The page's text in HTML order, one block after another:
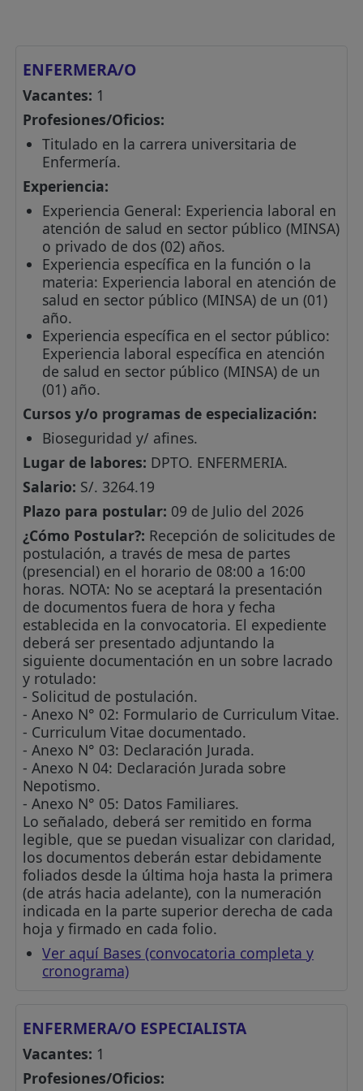
ENFERMERA/O
Vacantes: 1
Profesiones/Oficios:
Titulado en la carrera universitaria de
Enfermería.
Experiencia:
Experiencia General: Experiencia laboral en
atención de salud en sector público (MINSA)
o privado de dos (02) años.
Experiencia específica en la función o la
materia: Experiencia laboral en atención de
salud en sector público (MINSA) de un (01)
año.
Experiencia específica en el sector público:
Experiencia laboral específica en atención
de salud en sector público (MINSA) de un
(01) año.
Cursos y/o programas de especialización:
Bioseguridad y/ afines.
Lugar de labores: DPTO. ENFERMERIA.
Salario: S/. 3264.19
Plazo para postular: 09 de Julio del 2026
¿Cómo Postular?: Recepción de solicitudes de
postulación, a través de mesa de partes
(presencial) en el horario de 08:00 a 16:00
horas. NOTA: No se aceptará la presentación
de documentos fuera de hora y fecha
establecida en la convocatoria. El expediente
deberá ser presentado adjuntando la
siguiente documentación en un sobre lacrado
y rotulado:
- Solicitud de postulación.
- Anexo N° 02: Formulario de Curriculum Vitae.
- Curriculum Vitae documentado.
- Anexo N° 03: Declaración Jurada.
- Anexo N 04: Declaración Jurada sobre
Nepotismo.
- Anexo N° 05: Datos Familiares.
Lo señalado, deberá ser remitido en forma
legible, que se puedan visualizar con claridad,
los documentos deberán estar debidamente
foliados desde la última hoja hasta la primera
(de atrás hacia adelante), con la numeración
indicada en la parte superior derecha de cada
hoja y firmado en cada folio.
Ver aquí Bases (convocatoria completa y
cronograma)
ENFERMERA/O ESPECIALISTA
Vacantes: 1
Profesiones/Oficios: